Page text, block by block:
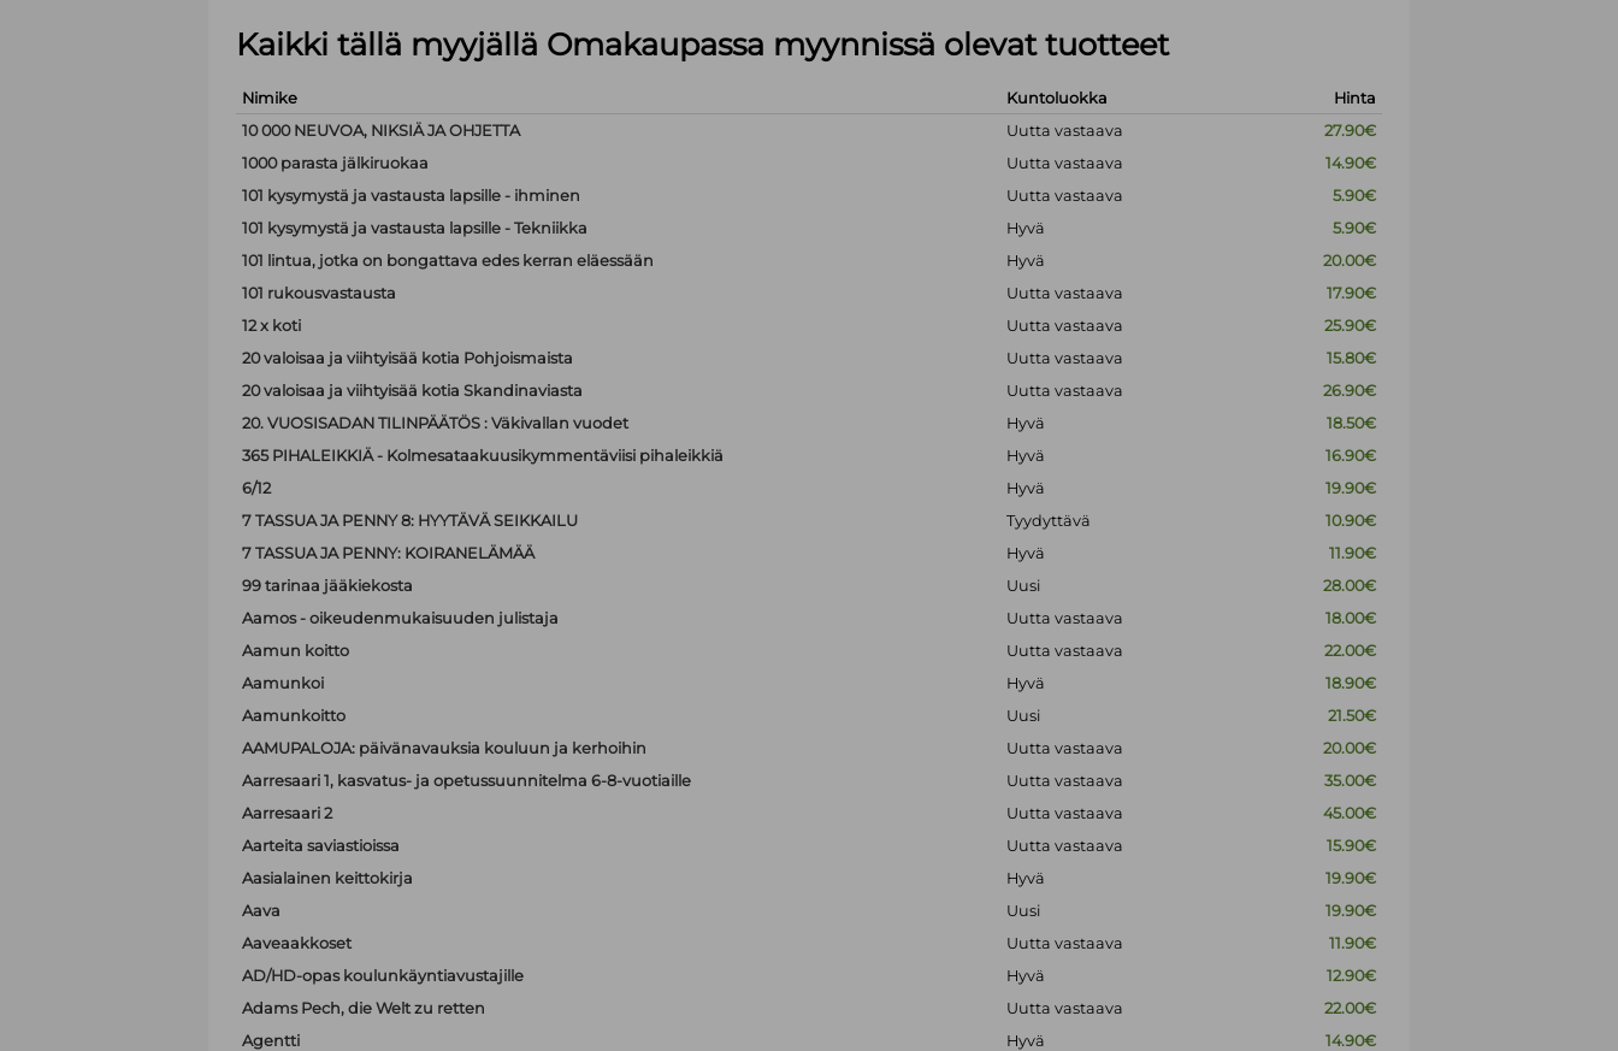
Kaikki tällä myyjällä Omakaupassa myynnissä olevat tuotteet
Nimike Kuntoluokka
Hinta
10 000 NEUVOA, NIKSIÄ JA OHJETTA
Uutta vastaava
27.90€
1000 parasta jälkiruokaa
Uutta vastaava
14.90€
101 kysymystä ja vastausta lapsille - ihminen
Uutta vastaava
5.90€
101 kysymystä ja vastausta lapsille - Tekniikka
Hyvä
5.90€
101 lintua, jotka on bongattava edes kerran eläessään
Hyvä
20.00€
101 rukousvastausta
Uutta vastaava
17.90€
12 x koti
Uutta vastaava
25.90€
20 valoisaa ja viihtyisää kotia Pohjoismaista
Uutta vastaava
15.80€
20 valoisaa ja viihtyisää kotia Skandinaviasta
Uutta vastaava
26.90€
20. VUOSISADAN TILINPÄÄTÖS : Väkivallan vuodet
Hyvä
18.50€
365 PIHALEIKKIÄ - Kolmesataakuusikymmentäviisi pihaleikkiä
Hyvä
16.90€
6/12
Hyvä
19.90€
7 TASSUA JA PENNY 8: HYYTÄVÄ SEIKKAILU
Tyydyttävä
10.90€
7 TASSUA JA PENNY: KOIRANELÄMÄÄ
Hyvä
11.90€
99 tarinaa jääkiekosta
Uusi
28.00€
Aamos - oikeudenmukaisuuden julistaja
Uutta vastaava
18.00€
Aamun koitto
Uutta vastaava
22.00€
Aamunkoi
Hyvä
18.90€
Aamunkoitto
Uusi
21.50€
AAMUPALOJA: päivänavauksia kouluun ja kerhoihin
Uutta vastaava
20.00€
Aarresaari 1, kasvatus- ja opetussuunnitelma 6-8-vuotiaille
Uutta vastaava
35.00€
Aarresaari 2
Uutta vastaava
45.00€
Aarteita saviastioissa
Uutta vastaava
15.90€
Aasialainen keittokirja
Hyvä
19.90€
Aava
Uusi
19.90€
Aaveaakkoset
Uutta vastaava
11.90€
AD/HD-opas koulunkäyntiavustajille
Hyvä
12.90€
Adams Pech, die Welt zu retten
Uutta vastaava
22.00€
Agentti
Hyvä
14.90€